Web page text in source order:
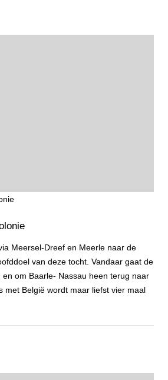
Meersel-Dreef en Meerle naar de
van deze tocht. Vandaar gaat de
om Baarle- Nassau heen terug naar
met België wordt maar liefst vier maal